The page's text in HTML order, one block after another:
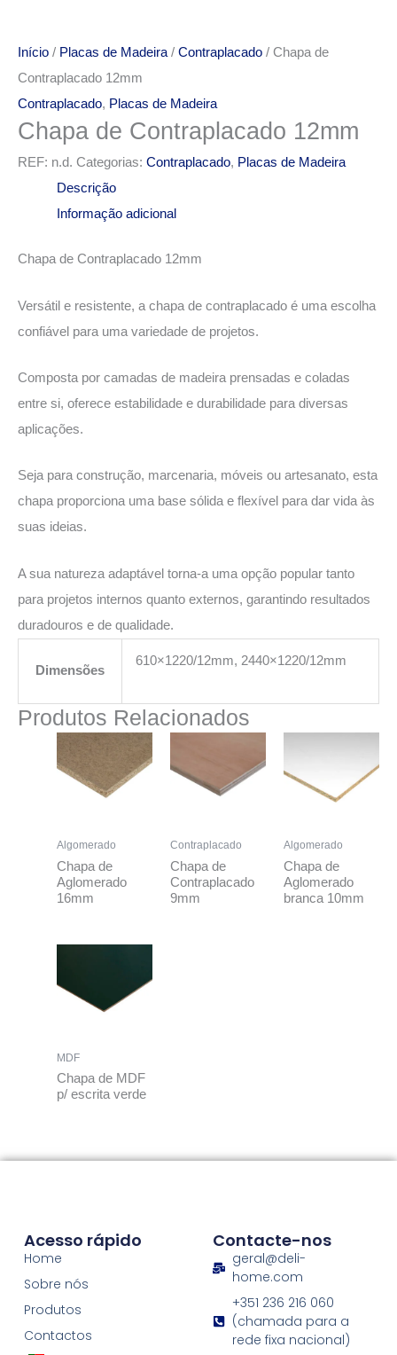
Início / Placas de Madeira / Contraplacado / Chapa de
Contraplacado 12mm
Contraplacado, Placas de Madeira
Chapa de Contraplacado 12mm
REF: n.d. Categorias: Contraplacado, Placas de Madeira
Descrição
Informação adicional
Chapa de Contraplacado 12mm
Versátil e resistente, a chapa de contraplacado é uma escolha
confiável para uma variedade de projetos.
Composta por camadas de madeira prensadas e coladas
entre si, oferece estabilidade e durabilidade para diversas
aplicações.
Seja para construção, marcenaria, móveis ou artesanato, esta
chapa proporciona uma base sólida e flexível para dar vida às
suas ideias.
A sua natureza adaptável torna-a uma opção popular tanto
para projetos internos quanto externos, garantindo resultados
duradouros e de qualidade.
Dimensões
610×1220/12mm, 2440×1220/12mm
Produtos Relacionados
Algomerado
Chapa de
Aglomerado
16mm
Contraplacado
Chapa de
Contraplacado
9mm
Algomerado
Chapa de
Aglomerado
branca 10mm
MDF
Chapa de MDF
p/ escrita verde
Acesso rápido
Home
Sobre nós
Produtos
Contactos
Contacte-nos
geral@deli-
home.com
+351 236 216 060
(chamada para a
rede fixa nacional)